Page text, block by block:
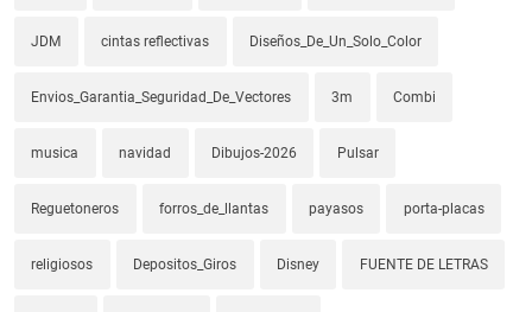
JDM cintas reflectivas Diseños_De_Un_Solo_Color
Envios_Garantia_Seguridad_De_Vectores 3m Combi
musica navidad Dibujos-2026 Pulsar
Reguetoneros forros_de_llantas payasos porta-placas
religiosos Depositos_Giros Disney FUENTE DE LETRAS